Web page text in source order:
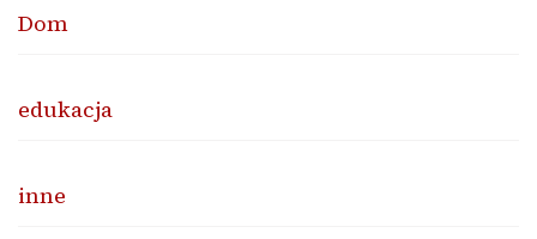
Dom
edukacja
inne